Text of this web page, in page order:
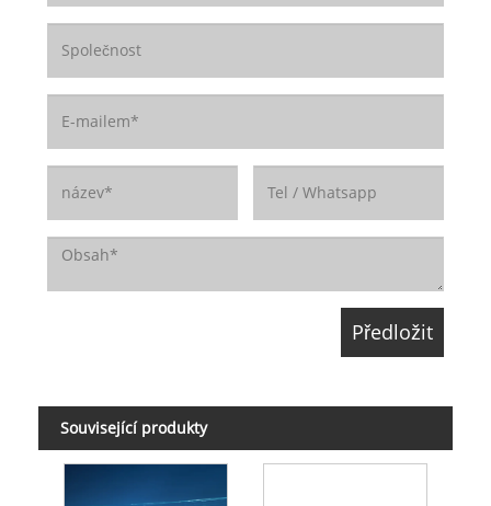
Související produkty